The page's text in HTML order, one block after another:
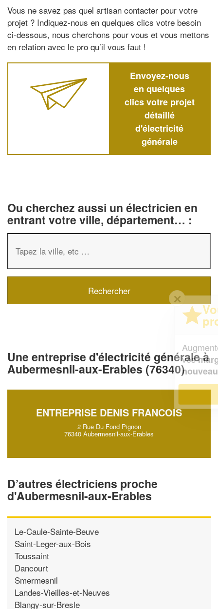
Vous ne savez pas quel artisan contacter pour votre
projet ? Indiquez-nous en quelques clics votre besoin
ci-dessous, nous cherchons pour vous et vous mettons
en relation avec le pro qu’il vous faut !
Envoyez-nous
en quelques
clics votre projet
détaillé
d'électricité
générale
Ou cherchez aussi un électricien en
entrant votre ville, département… :
Une entreprise d'électricité générale à
Aubermesnil-aux-Erables (76340)
ENTREPRISE DENIS FRANCOIS
2 Rue Du Fond Pignon
76340 Aubermesnil-aux-Erables
D’autres électriciens proche
d'Aubermesnil-aux-Erables
Le-Caule-Sainte-Beuve
Saint-Leger-aux-Bois
Toussaint
Dancourt
Smermesnil
Landes-Vieilles-et-Neuves
Blangy-sur-Bresle
Vous êtes un
chiffre d'affaireset
vosmargestout en gagnant de
nouveaux clients!